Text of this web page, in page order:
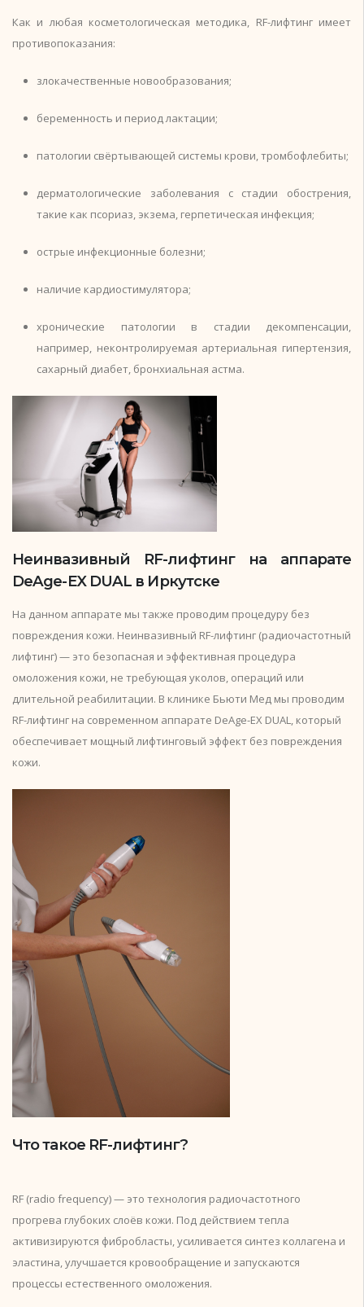
Как и любая косметологическая методика, RF-лифтинг имеет
противопоказания:
злокачественные новообразования;
беременность и период лактации;
патологии свёртывающей системы крови, тромбофлебиты;
дерматологические заболевания с стадии обострения,
такие как псориаз, экзема, герпетическая инфекция;
острые инфекционные болезни;
наличие кардиостимулятора;
хронические патологии в стадии декомпенсации,
например, неконтролируемая артериальная гипертензия,
сахарный диабет, бронхиальная астма.
Неинвазивный RF-лифтинг на аппарате
DeAge-EX DUAL в Иркутске
На данном аппарате мы также проводим процедуру без
повреждения кожи. Неинвазивный RF-лифтинг (радиочастотный
лифтинг) — это безопасная и эффективная процедура
омоложения кожи, не требующая уколов, операций или
длительной реабилитации. В клинике Бьюти Мед мы проводим
RF-лифтинг на современном аппарате DeAge-EX DUAL, который
обеспечивает мощный лифтинговый эффект без повреждения
кожи.
Что такое RF-лифтинг?
RF (radio frequency) — это технология радиочастотного
прогрева глубоких слоёв кожи. Под действием тепла
активизируются фибробласты, усиливается синтез коллагена и
эластина, улучшается кровообращение и запускаются
процессы естественного омоложения.